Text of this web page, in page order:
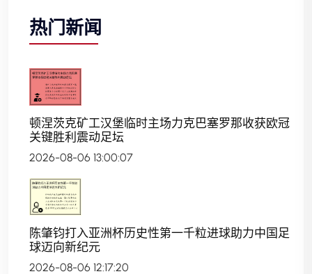
热门新闻
顿涅茨克矿工汉堡临时主场力克巴塞罗那收获欧冠
关键胜利震动足坛
2026-08-06 13:00:07
陈肇钧打入亚洲杯历史性第一千粒进球助力中国足
球迈向新纪元
2026-08-06 12:17:20